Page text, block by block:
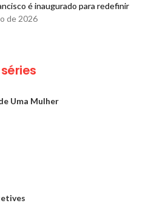
é inaugurado para redefinir
de 2026
Uma Mulher